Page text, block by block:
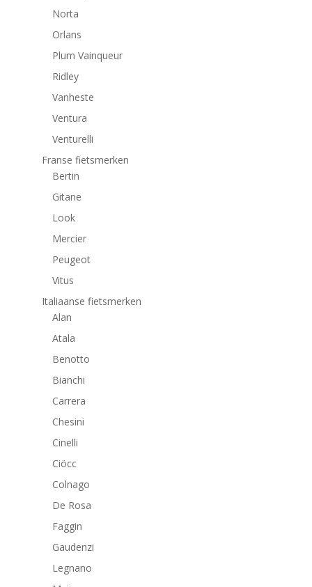
Norta
Orlans
Plum Vainqueur
Ridley
Vanheste
Ventura
Venturelli
Franse fietsmerken
Bertin
Gitane
Look
Mercier
Peugeot
Vitus
Italiaanse fietsmerken
Alan
Atala
Benotto
Bianchi
Carrera
Chesini
Cinelli
Ciöcc
Colnago
De Rosa
Faggin
Gaudenzi
Legnano